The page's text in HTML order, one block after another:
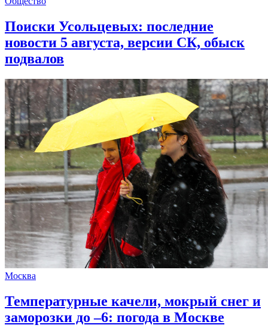
Поиски Усольцевых: последние
новости 5 августа, версии СК, обыск
подвалов
Москва
Температурные качели, мокрый снег и
заморозки до –6: погода в Москве